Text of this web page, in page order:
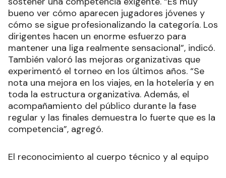
bueno ver cómo aparecen jugadores jóvenes y
cómo se sigue profesionalizando la categoría. Los
dirigentes hacen un enorme esfuerzo para
mantener una liga realmente sensacional”, indicó.
También valoró las mejoras organizativas que
experimentó el torneo en los últimos años. “Se
nota una mejora en los viajes, en la hotelería y en
toda la estructura organizativa. Además, el
acompañamiento del público durante la fase
regular y las finales demuestra lo fuerte que es la
competencia”, agregó.
El reconocimiento al cuerpo técnico y al equipo